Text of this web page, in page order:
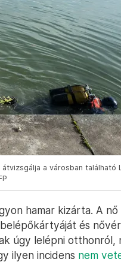
a városban található
hamar kizárta. A
és
úgy lelépni otthonról,
ilyen incidens nem